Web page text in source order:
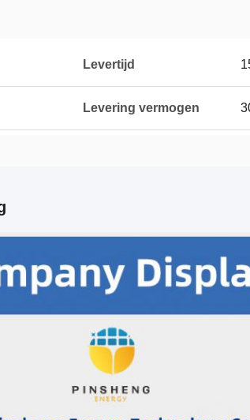
Levertijd
Levering vermogen